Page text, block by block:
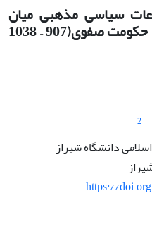
سیاسی مذهبی میان
صفویان و ازبکان در عصر اول حکومت صفوی(907 – 1038
2
دانشگاه شیراز
https://